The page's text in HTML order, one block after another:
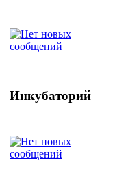
Инкубаторий